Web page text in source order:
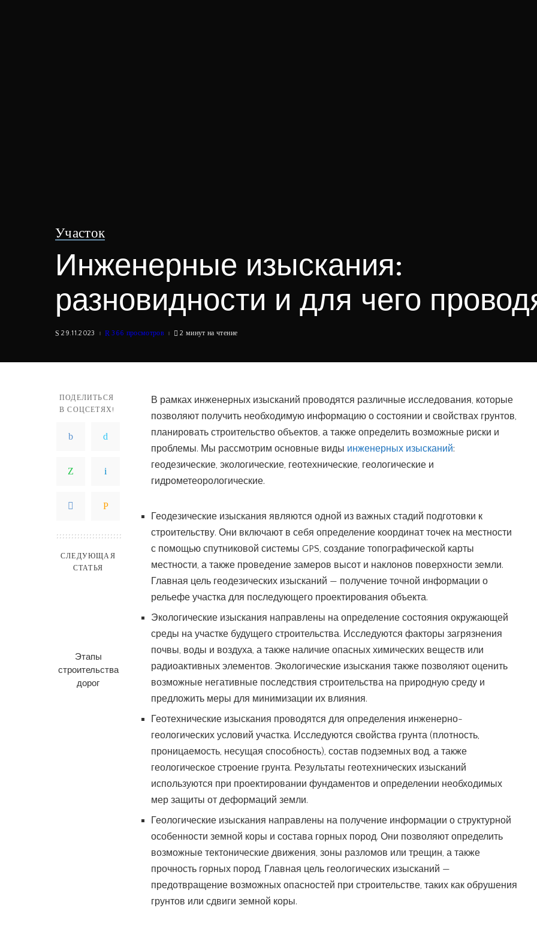
Участок
Инженерные изыскания:
разновидности и для чего
29.11.2023 366 просмотров 2 минут на чтение
ПОДЕЛИТЬСЯ
В СОЦСЕТЯХ!
СЛЕДУЮЩАЯ
СТАТЬЯ
Этапы
строительства
дорог
В рамках инженерных изысканий проводятся различные исследования, которые
позволяют получить необходимую информацию о состоянии и свойствах грунтов,
планировать строительство объектов, а также определить возможные риски и
проблемы. Мы рассмотрим основные виды инженерных изысканий:
геодезические, экологические, геотехнические, геологические и
гидрометеорологические.
Геодезические изыскания являются одной из важных стадий подготовки к
строительству. Они включают в себя определение координат точек на местности
с помощью спутниковой системы GPS, создание топографической карты
местности, а также проведение замеров высот и наклонов поверхности земли.
Главная цель геодезических изысканий — получение точной информации о
рельефе участка для последующего проектирования объекта.
Экологические изыскания направлены на определение состояния окружающей
среды на участке будущего строительства. Исследуются факторы загрязнения
почвы, воды и воздуха, а также наличие опасных химических веществ или
радиоактивных элементов. Экологические изыскания также позволяют оценить
возможные негативные последствия строительства на природную среду и
предложить меры для минимизации их влияния.
Геотехнические изыскания проводятся для определения инженерно-
геологических условий участка. Исследуются свойства грунта (плотность,
проницаемость, несущая способность), состав подземных вод, а также
геологическое строение грунта. Результаты геотехнических изысканий
используются при проектировании фундаментов и определении необходимых
мер защиты от деформаций земли.
Геологические изыскания направлены на получение информации о структурной
особенности земной коры и состава горных пород. Они позволяют определить
возможные тектонические движения, зоны разломов или трещин, а также
прочность горных пород. Главная цель геологических изысканий —
предотвращение возможных опасностей при строительстве, таких как обрушения
грунтов или сдвиги земной коры.